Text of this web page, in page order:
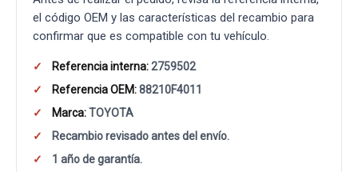
el código OEM y las características del recambio para
confirmar que es compatible con tu vehículo.
Referencia interna:2759502
Referencia OEM:88210F4011
Marca:TOYOTA
Recambio revisado antes del envío.
1 año de garantía.